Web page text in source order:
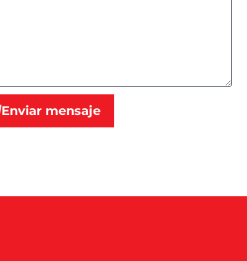
Enviar mensaje